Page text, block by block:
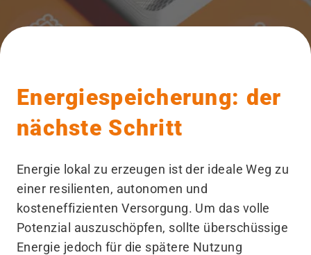
Energiespeicherung: der
nächste Schritt
Energie lokal zu erzeugen ist der ideale Weg zu
einer resilienten, autonomen und
kosteneffizienten Versorgung. Um das volle
Potenzial auszuschöpfen, sollte überschüssige
Energie jedoch für die spätere Nutzung